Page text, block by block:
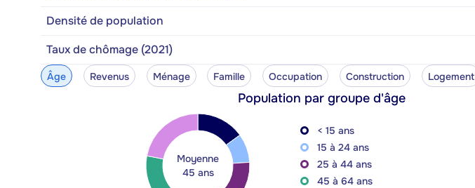
Densité de population
Taux de chômage (2021)
Âge Revenus Ménage Famille Occupation Construction Logement
Population par groupe d'âge
Moyenne
45 ans
< 15 ans
15 à 24 ans
25 à 44 ans
45 à 64 ans